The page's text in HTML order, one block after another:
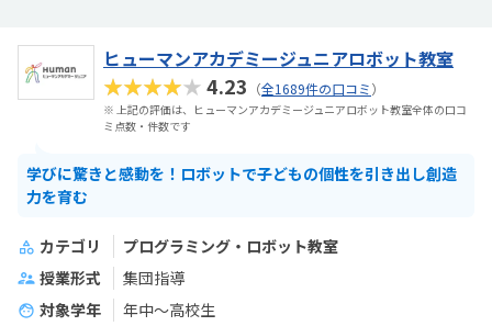
ヒューマンアカデミージュニアロボット教室
★★★★★4.23 （全1689件の口コミ）
※ 上記の評価は、ヒューマンアカデミージュニアロボット教室全体の口コ
ミ点数・件数です
学びに驚きと感動を！ロボットで子どもの個性を引き出し創造
力を育む
カテゴリ
プログラミング・ロボット教室
授業形式
集団指導
対象学年
年中～高校生